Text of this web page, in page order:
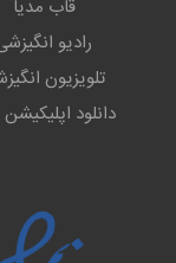
قاب مدیا
رادیو
تلویزیون
دانلود